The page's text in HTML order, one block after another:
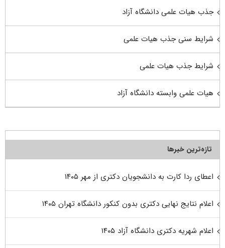
جذب هیات علمی دانشگاه آزاد
شرایط سنی جذب هیات علمی
شرایط جذب هیات علمی
هیات علمی وابسته دانشگاه آزاد
تازه‌ترین خبرها
اعطای ردا کارت به دانشجویان دکتری از مهر ۱۴۰۵
اعلام نتایج نهایی دکتری بدون کنکور دانشگاه تهران ۱۴۰۵
اعلام شهریه دکتری دانشگاه آزاد ۱۴۰۵